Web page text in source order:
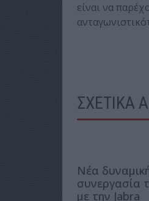
είναι να
ΣΧΕΤΙΚΑ
Νέα
συνεργασία
με την Jabra